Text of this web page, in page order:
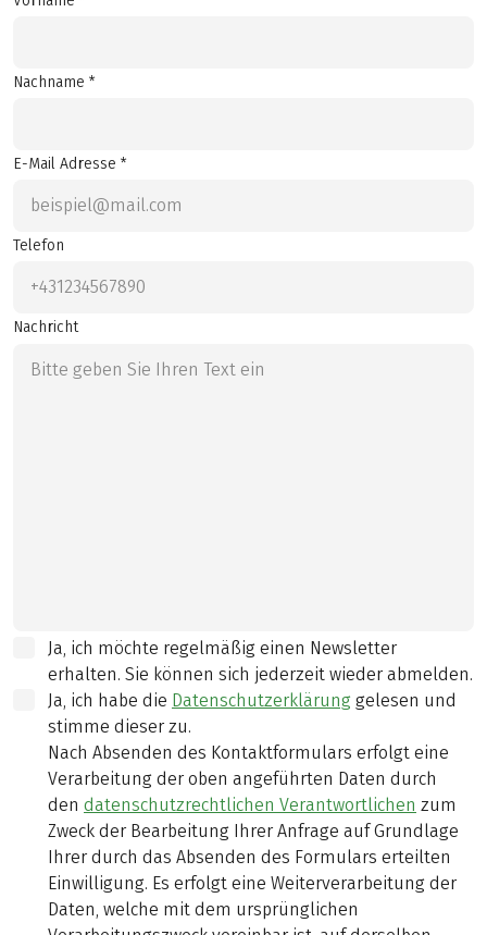
Nachname *
E-Mail Adresse *
Telefon
Nachricht
Ja, ich möchte regelmäßig einen Newsletter
erhalten. Sie können sich jederzeit wieder abmelden.
Ja, ich habe die Datenschutzerklärung gelesen und
stimme dieser zu.
Nach Absenden des Kontaktformulars erfolgt eine
Verarbeitung der oben angeführten Daten durch
den datenschutzrechtlichen Verantwortlichen zum
Zweck der Bearbeitung Ihrer Anfrage auf Grundlage
Ihrer durch das Absenden des Formulars erteilten
Einwilligung. Es erfolgt eine Weiterverarbeitung der
Daten, welche mit dem ursprünglichen